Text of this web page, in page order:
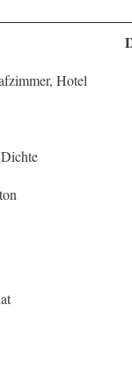
Hotel